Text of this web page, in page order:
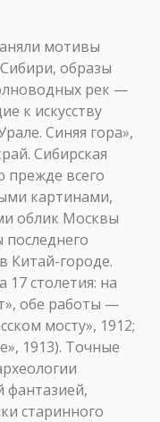
мотивы
образы
рек —
к искусству
Синяя гора»,
Сибирская
прежде всего
картинами,
облик Москвы
Китай-городе.
17 столетия: на
обе работы —
мосту», 1912;
1913). Точные
фантазией,
старинного